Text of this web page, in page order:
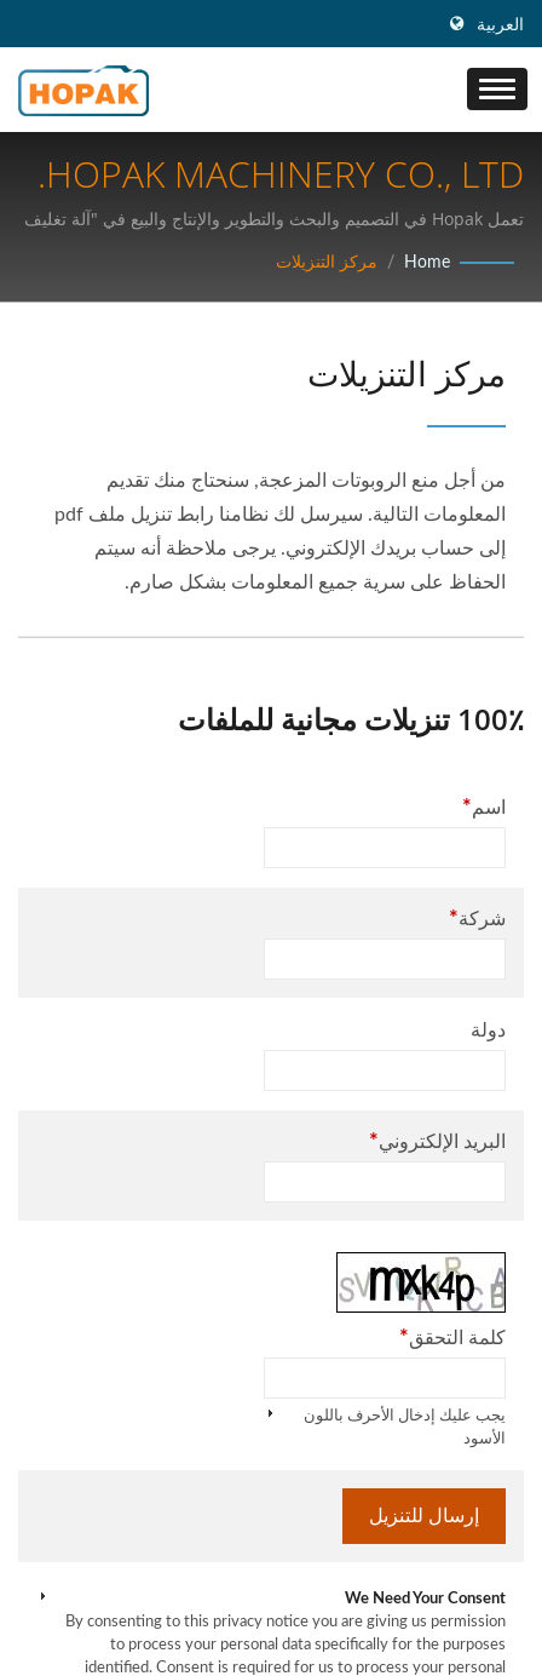
العربية
HOPAK MACHINERY CO., LTD.
تعمل Hopak في التصميم والبحث والتطوير والإنتاج والبيع في "آلة تغليف
Home
/ مركز التنزيلات
مركز التنزيلات
من أجل منع الروبوتات المزعجة, سنحتاج منك تقديم
المعلومات التالية. سيرسل لك نظامنا رابط تنزيل ملف pdf
إلى حساب بريدك الإلكتروني. يرجى ملاحظة أنه سيتم
الحفاظ على سرية جميع المعلومات بشكل صارم.
100٪ تنزيلات مجانية للملفات
اسم*
شركة*
دولة
البريد الإلكتروني*
كلمة التحقق*
يجب عليك إدخال الأحرف باللون
الأسود
We Need Your Consent
By consenting to this privacy notice you are giving us permission
to process your personal data specifically for the purposes
identified. Consent is required for us to process your personal